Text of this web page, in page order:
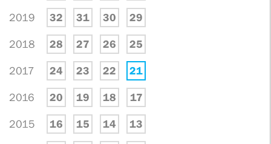
2019 32 31 30 29
2018 28 27 26 25
2017 24 23 22 21
2016 20 19 18 17
2015 16 15 14 13